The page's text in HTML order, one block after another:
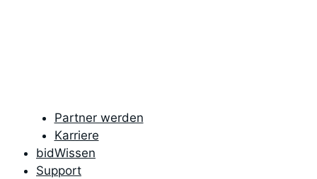
Partner werden
Karriere
bidWissen
Support